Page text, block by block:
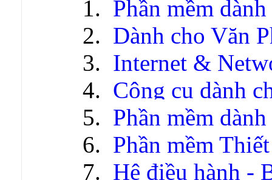
Phần mềm
Dành cho Văn
Internet &
Công cụ dành
Phần mềm
Phần mềm
Hệ điều hành -